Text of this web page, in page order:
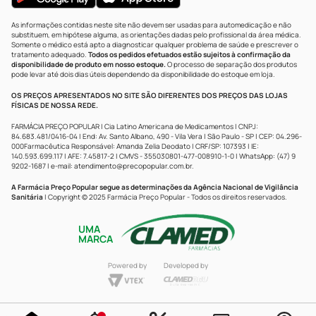
As informações contidas neste site não devem ser usadas para automedicação e não
substituem, em hipótese alguma, as orientações dadas pelo profissional da área médica.
Somente o médico está apto a diagnosticar qualquer problema de saúde e prescrever o
tratamento adequado. Todos os pedidos efetuados estão sujeitos à confirmação da
disponibilidade de produto em nosso estoque.O processo de separação dos produtos
pode levar até dois dias úteis dependendo da disponibilidade do estoque em loja.
OS PREÇOS APRESENTADOS NO SITE SÃO DIFERENTES DOS PREÇOS DAS LOJAS
FÍSICAS DE NOSSA REDE.
FARMÁCIA PREÇO POPULAR | Cia Latino Americana de Medicamentos | CNPJ:
84.683.481/0416-04 | End: Av. Santo Albano, 490 - Vila Vera | São Paulo - SP | CEP: 04.296-
000Farmacêutica Responsável: Amanda Zelia Deodato | CRF/SP: 107393 | IE:
140.593.699.117 | AFE: 7.45817-2 | CMVS - 355030801-477-008910-1-0 | WhatsApp: (47) 9
9202-1687 | e-mail: atendimento@precopopular.com.br.
A Farmácia Preço Popular segue as determinações da Agência Nacional de Vigilância
Sanitária | Copyright © 2025 Farmácia Preço Popular - Todos os direitos reservados.
UMA
MARCA
Powered by Developed by